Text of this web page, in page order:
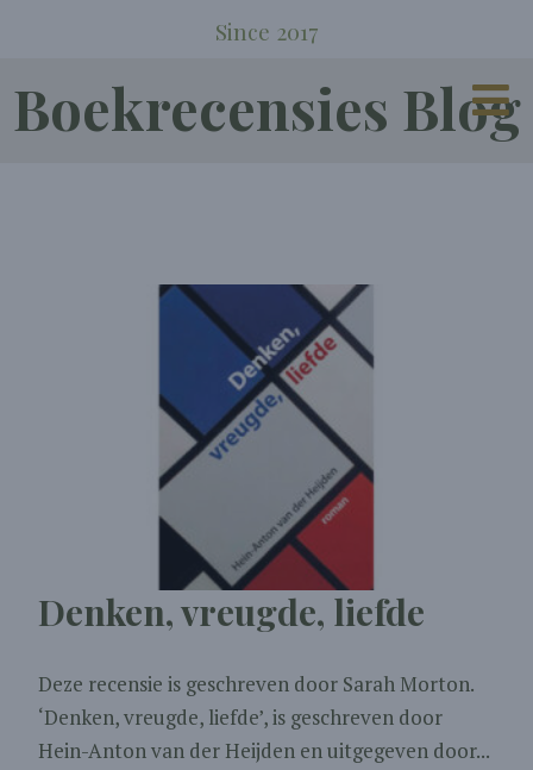
Since 2017
Boekrecensies Blog
Denken, vreugde, liefde
Deze recensie is geschreven door Sarah Morton.
‘Denken, vreugde, liefde’, is geschreven door
Hein-Anton van der Heijden en uitgegeven door...